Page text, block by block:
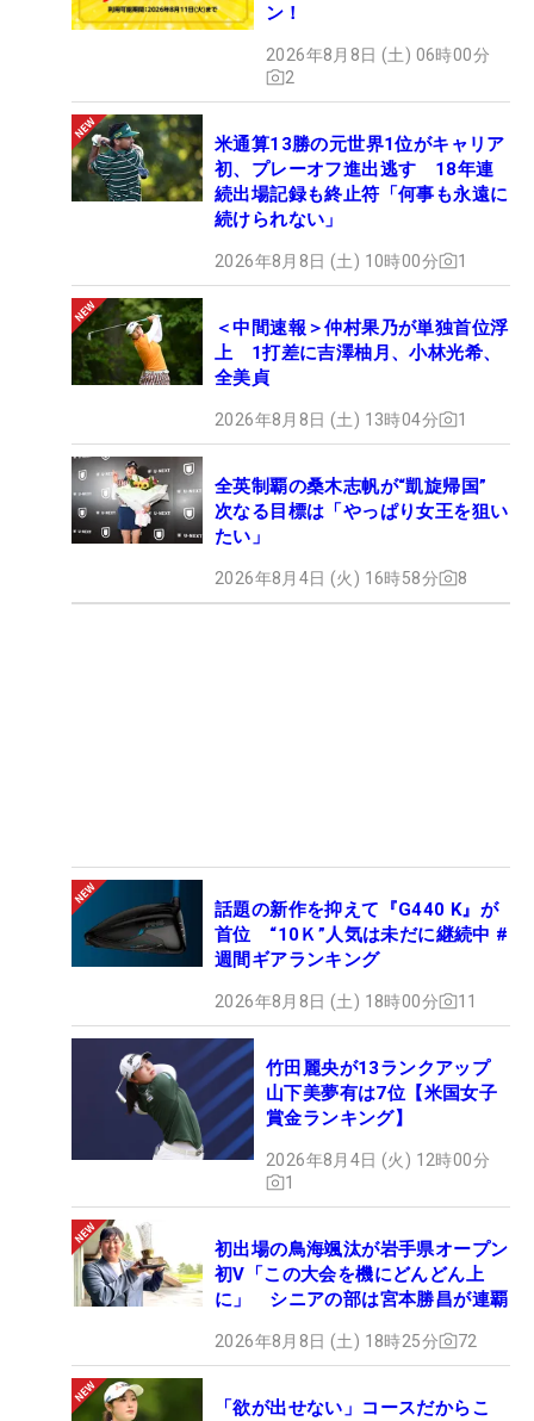
ン！
2026年8月8日 (土) 06時00分
2
米通算13勝の元世界1位がキャリア
初、プレーオフ進出逃す 18年連
続出場記録も終止符「何事も永遠に
続けられない」
2026年8月8日 (土) 10時00分 1
＜中間速報＞仲村果乃が単独首位浮
上 1打差に吉澤柚月、小林光希、
全美貞
2026年8月8日 (土) 13時04分 1
全英制覇の桑木志帆が“凱旋帰国”
次なる目標は「やっぱり女王を狙い
たい」
2026年8月4日 (火) 16時58分 8
話題の新作を抑えて『G440 K』が
首位 “10Ｋ”人気は未だに継続中 #
週間ギアランキング
2026年8月8日 (土) 18時00分 11
竹田麗央が13ランクアップ
山下美夢有は7位【米国女子
賞金ランキング】
2026年8月4日 (火) 12時00分
1
初出場の鳥海颯汰が岩手県オープン
初V「この大会を機にどんどん上
に」 シニアの部は宮本勝昌が連覇
2026年8月8日 (土) 18時25分 72
「欲が出せない」コースだからこ